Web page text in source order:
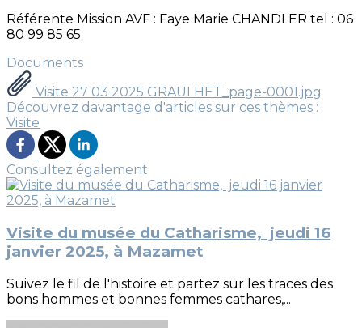
Référente Mission AVF : Faye Marie CHANDLER tel : 06
80 99 85 65
Documents
Visite 27 03 2025 GRAULHET_page-0001.jpg
Découvrez davantage d'articles sur ces thèmes :
Visite
Consultez également
Visite du musée du Catharisme, jeudi 16
janvier 2025, à Mazamet
Suivez le fil de l'histoire et partez sur les traces des
bons hommes et bonnes femmes cathares,...